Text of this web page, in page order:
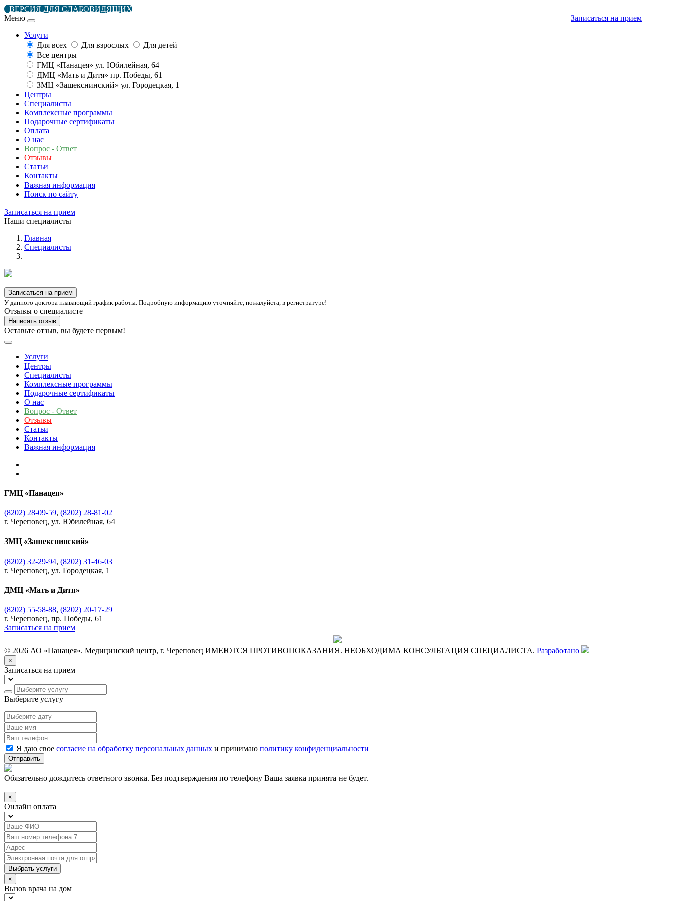
ВЕРСИЯ ДЛЯ СЛАБОВИДЯЩИХ
Записаться на прием
Меню
Услуги
Для всех
Для взрослых
Для детей
Все центры
ГМЦ «Панацея» ул. Юбилейная, 64
ДМЦ «Мать и Дитя» пр. Победы, 61
ЗМЦ «Зашекснинский» ул. Городецкая, 1
Центры
Специалисты
Комплексные программы
Подарочные сертификаты
Оплата
О нас
Вопрос - Ответ
Отзывы
Статьи
Контакты
Важная информация
Поиск по сайту
Записаться на прием
Наши специалисты
Главная
Специалисты
Записаться на прием
У данного доктора плавающий график работы. Подробную информацию уточняйте, пожалуйста, в регистратуре!
Отзывы о специалисте
Написать отзыв
Оставьте отзыв, вы будете первым!
Услуги
Центры
Специалисты
Комплексные программы
Подарочные сертификаты
О нас
Вопрос - Ответ
Отзывы
Статьи
Контакты
Важная информация
ГМЦ «Панацея»
(8202) 28-09-59, (8202) 28-81-02
г. Череповец, ул. Юбилейная, 64
ЗМЦ «Зашекснинский»
(8202) 32-29-94, (8202) 31-46-03
г. Череповец, ул. Городецкая, 1
ДМЦ «Мать и Дитя»
(8202) 55-58-88, (8202) 20-17-29
г. Череповец, пр. Победы, 61
Записаться на прием
© 2026 АО «Панацея». Медицинский центр, г. Череповец ИМЕЮТСЯ ПРОТИВОПОКАЗАНИЯ. НЕОБХОДИМА КОНСУЛЬТАЦИЯ СПЕЦИАЛИСТА. Разработано
×
Записаться на прием
Выберите услугу
Я даю свое согласие на обработку персональных данных и принимаю политику конфиденциальности
Отправить
Обязательно дождитесь ответного звонка. Без подтверждения по телефону Ваша заявка принята не будет.
×
Онлайн оплата
Выбрать услуги
×
Вызов врача на дом